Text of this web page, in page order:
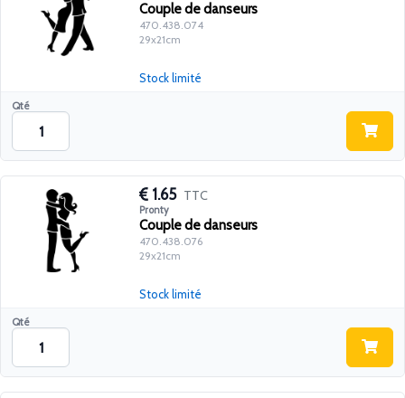
Couple de danseurs
470.438.074
29x21cm
Qté
Stock limité
1.65 TTC
Pronty
Couple de danseurs
470.438.076
29x21cm
Qté
Stock limité